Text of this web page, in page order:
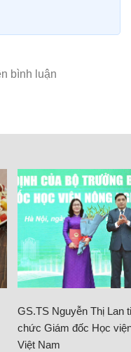
GS.TS Nguyễn Thị Lan
chức Giám đốc Học
Việt Nam